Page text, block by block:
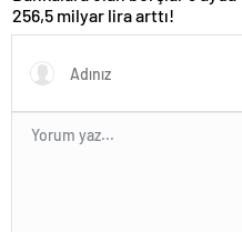
256,5 milyar lira arttı!